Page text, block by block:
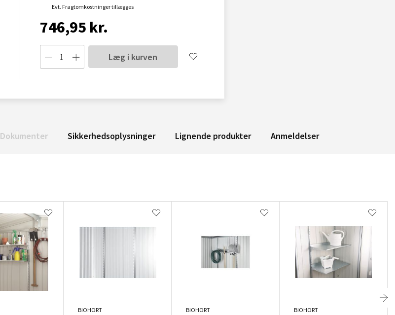
Evt. Fragtomkostninger tillægges
746,95 kr.
Læg i kurven
Dokumenter Sikkerhedsoplysninger Lignende produkter Anmeldelser
BIOHORT BIOHORT BIOHORT